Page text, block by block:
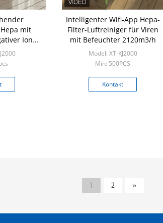
mit
Ion
Intelligenter Wifi-App Hepa-
Filter-Luftreiniger für Viren
mit Befeuchter 2120m3/h
Model: XT-KJ2000
Min: 500PCS
Kontakt
1 2 »